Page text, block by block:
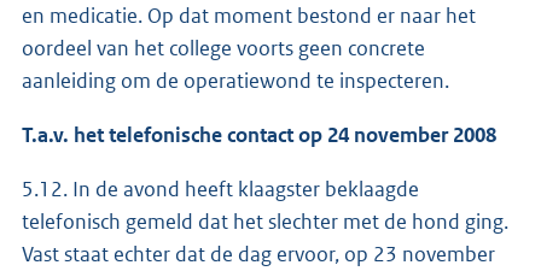
en medicatie. Op dat moment bestond er naar het
oordeel van het college voorts geen concrete
aanleiding om de operatiewond te inspecteren.
T.a.v. het telefonische contact op 24 november 2008
5.12. In de avond heeft klaagster beklaagde
telefonisch gemeld dat het slechter met de hond ging.
Vast staat echter dat de dag ervoor, op 23 november